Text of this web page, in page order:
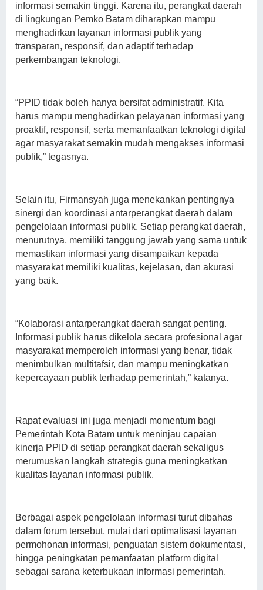
informasi semakin tinggi. Karena itu, perangkat daerah
di lingkungan Pemko Batam diharapkan mampu
menghadirkan layanan informasi publik yang
transparan, responsif, dan adaptif terhadap
perkembangan teknologi.
“PPID tidak boleh hanya bersifat administratif. Kita
harus mampu menghadirkan pelayanan informasi yang
proaktif, responsif, serta memanfaatkan teknologi digital
agar masyarakat semakin mudah mengakses informasi
publik,” tegasnya.
Selain itu, Firmansyah juga menekankan pentingnya
sinergi dan koordinasi antarperangkat daerah dalam
pengelolaan informasi publik. Setiap perangkat daerah,
menurutnya, memiliki tanggung jawab yang sama untuk
memastikan informasi yang disampaikan kepada
masyarakat memiliki kualitas, kejelasan, dan akurasi
yang baik.
“Kolaborasi antarperangkat daerah sangat penting.
Informasi publik harus dikelola secara profesional agar
masyarakat memperoleh informasi yang benar, tidak
menimbulkan multitafsir, dan mampu meningkatkan
kepercayaan publik terhadap pemerintah,” katanya.
Rapat evaluasi ini juga menjadi momentum bagi
Pemerintah Kota Batam untuk meninjau capaian
kinerja PPID di setiap perangkat daerah sekaligus
merumuskan langkah strategis guna meningkatkan
kualitas layanan informasi publik.
Berbagai aspek pengelolaan informasi turut dibahas
dalam forum tersebut, mulai dari optimalisasi layanan
permohonan informasi, penguatan sistem dokumentasi,
hingga peningkatan pemanfaatan platform digital
sebagai sarana keterbukaan informasi pemerintah.